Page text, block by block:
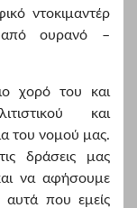
ντοκιμαντέρ
ουρανό –
χορό του και
και
του νομού μας.
δράσεις μας
να αφήσουμε
αυτά που εμείς